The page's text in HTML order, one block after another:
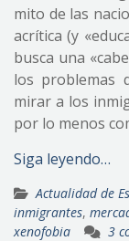
mito de las
acrítica (y
busca una
los problemas
mirar a los
por lo menos
Siga leyendo…
Actualidad de
inmigrantes,
xenofobia
3